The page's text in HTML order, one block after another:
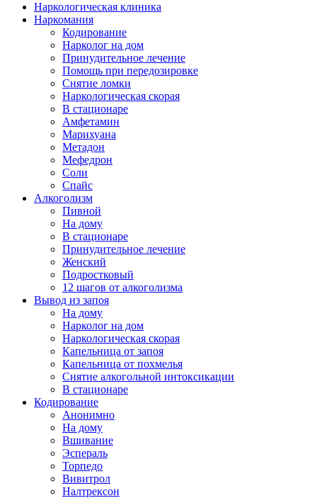
Наркологическая клиника
Наркомания
Кодирование
Нарколог на дом
Принудительное лечение
Помощь при передозировке
Снятие ломки
Наркологическая скорая
В стационаре
Амфетамин
Марихуана
Метадон
Мефедрон
Соли
Спайс
Алкоголизм
Пивной
На дому
В стационаре
Принудительное лечение
Женский
Подростковый
12 шагов от алкоголизма
Вывод из запоя
На дому
Нарколог на дом
Наркологическая скорая
Капельница от запоя
Капельница от похмелья
Снятие алкогольной интоксикации
В стационаре
Кодирование
Анонимно
На дому
Вшивание
Эспераль
Торпедо
Вивитрол
Налтрексон